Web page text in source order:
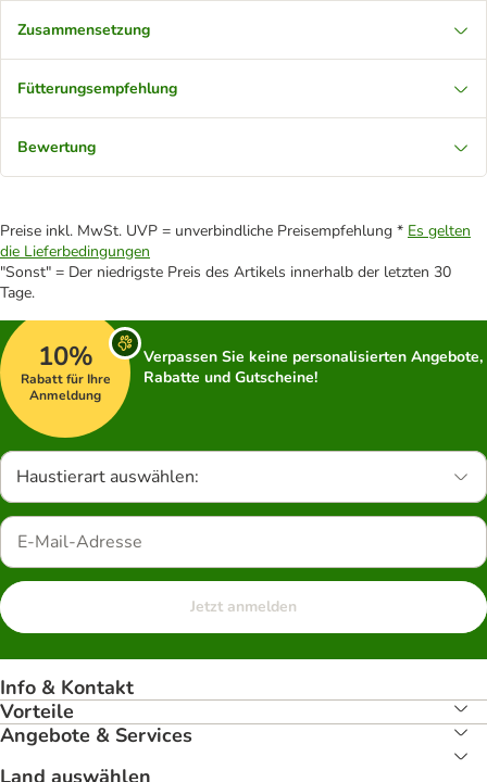
Zusammensetzung
Fütterungsempfehlung
Bewertung
Preise inkl. MwSt. UVP = unverbindliche Preisempfehlung * Es gelten
die Lieferbedingungen
"Sonst" = Der niedrigste Preis des Artikels innerhalb der letzten 30
Tage.
10%
Rabatt für Ihre
Anmeldung
Verpassen Sie keine personalisierten Angebote,
Rabatte und Gutscheine!
Haustierart auswählen:
Jetzt anmelden
Info & Kontakt
Vorteile
Angebote & Services
Land auswählen